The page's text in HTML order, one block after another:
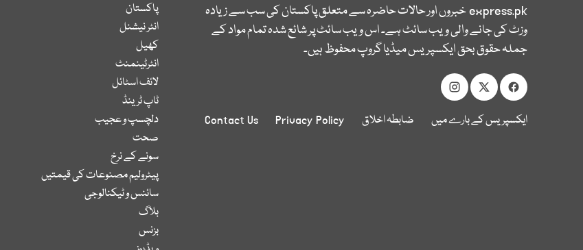
express.pkخبروں اور حالات حاضرہ سے متعلق پاکستان کی سب سے زیادہ
وزٹ کی جانے والی ویب سائٹ ہے۔ اس ویب سائٹ پر شائع شدہ تمام مواد کے
جملہ حقوق بحق ایکسپریس میڈیا گروپ محفوظ ہیں۔
ایکسپریس کے بارے میں ضابطہ اخلاق Privacy Policy
Contact Us
پاکستان
انٹر نیشنل
کھیل
انٹرٹینمنٹ
لائف اسٹائل
ٹاپ ٹرینڈ
دلچسپ و عجیب
صحت
سونے کے نرخ
پیٹرولیم مصنوعات کی قیمتیں
سائنس و ٹیکنالوجی
بلاگ
بزنس